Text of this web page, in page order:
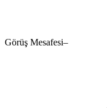
Görüş Mesafesi–